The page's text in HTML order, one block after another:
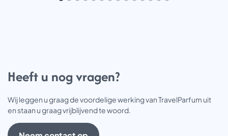
Heeft u nog vragen?
Wij leggen u graag de voordelige werking van TravelParfum uit
en staan u graag vrijblijvend te woord.